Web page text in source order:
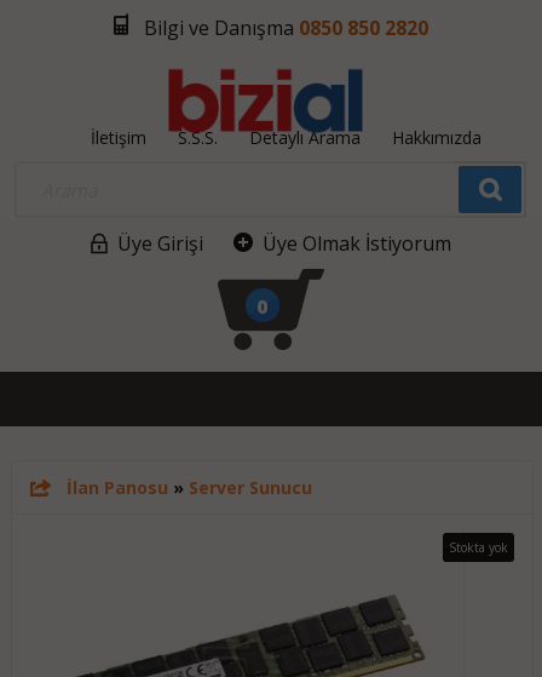
Bilgi ve Danışma 0850 850 2820
İletişim S.S.S. Detaylı Arama Hakkımızda
Üye Girişi Üye Olmak İstiyorum
0
İlan Panosu » Server Sunucu
Stokta yok